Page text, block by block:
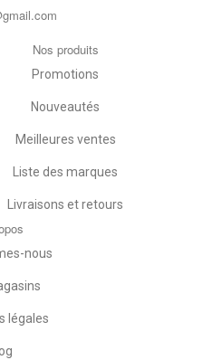
Nos produits
Promotions
Nouveautés
Meilleures ventes
Liste des marques
Livraisons et retours
nous
légales